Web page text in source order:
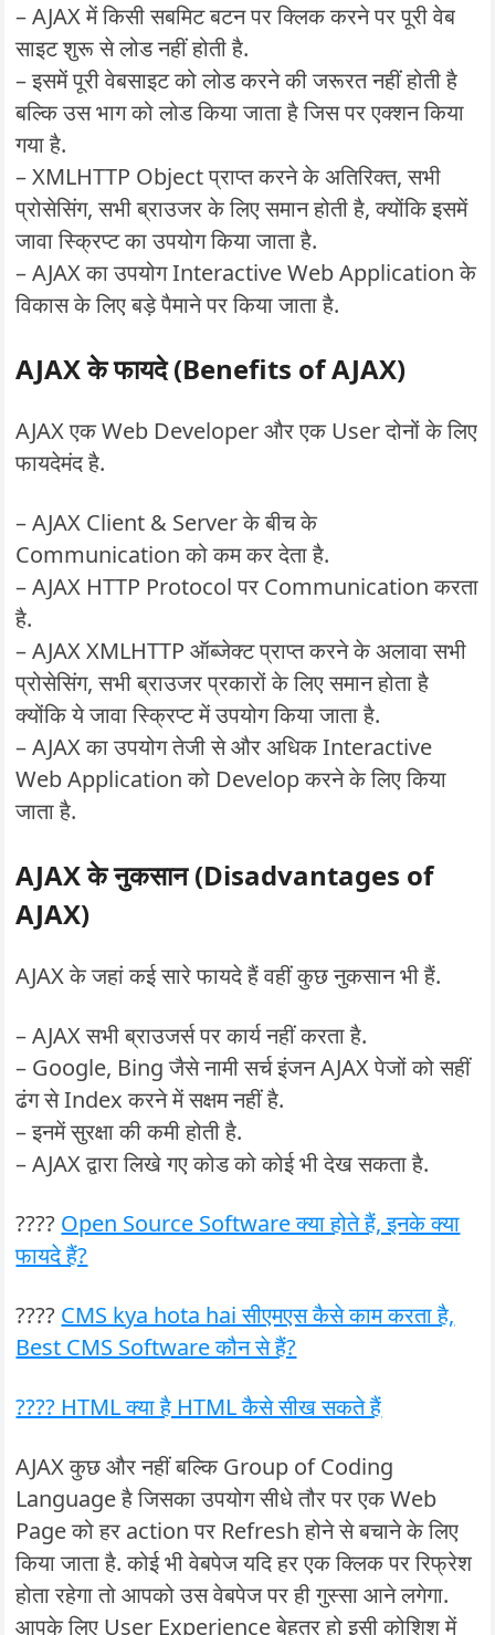
– AJAX में किसी सबमिट बटन पर क्लिक करने पर पूरी वेब
साइट शुरू से लोड नहीं होती है.
– इसमें पूरी वेबसाइट को लोड करने की जरूरत नहीं होती है
बल्कि उस भाग को लोड किया जाता है जिस पर एक्शन किया
गया है.
– XMLHTTP Object प्राप्त करने के अतिरिक्त, सभी
प्रोसेसिंग, सभी ब्राउजर के लिए समान होती है, क्योंकि इसमें
जावा स्क्रिप्ट का उपयोग किया जाता है.
– AJAX का उपयोग Interactive Web Application के
विकास के लिए बड़े पैमाने पर किया जाता है.
AJAX के फायदे (Benefits of AJAX)
AJAX एक Web Developer और एक User दोनों के लिए
फायदेमंद है.
– AJAX Client & Server के बीच के
Communication को कम कर देता है.
– AJAX HTTP Protocol पर Communication करता
है.
– AJAX XMLHTTP ऑब्जेक्ट प्राप्त करने के अलावा सभी
प्रोसेसिंग, सभी ब्राउजर प्रकारों के लिए समान होता है
क्योंकि ये जावा स्क्रिप्ट में उपयोग किया जाता है.
– AJAX का उपयोग तेजी से और अधिक Interactive
Web Application को Develop करने के लिए किया
जाता है.
AJAX के नुकसान (Disadvantages of
AJAX)
AJAX के जहां कई सारे फायदे हैं वहीं कुछ नुकसान भी हैं.
– AJAX सभी ब्राउजर्स पर कार्य नहीं करता है.
– Google, Bing जैसे नामी सर्च इंजन AJAX पेजों को सहीं
ढंग से Index करने में सक्षम नहीं है.
– इनमें सुरक्षा की कमी होती है.
– AJAX द्वारा लिखे गए कोड को कोई भी देख सकता है.
???? Open Source Software क्या होते हैं, इनके क्या
फायदे हैं?
???? CMS kya hota hai सीएमएस कैसे काम करता है,
Best CMS Software कौन से हैं?
???? HTML क्या है HTML कैसे सीख सकते हैं
AJAX कुछ और नहीं बल्कि Group of Coding
Language है जिसका उपयोग सीधे तौर पर एक Web
Page को हर action पर Refresh होने से बचाने के लिए
किया जाता है. कोई भी वेबपेज यदि हर एक क्लिक पर रिफ्रेश
होता रहेगा तो आपको उस वेबपेज पर ही गुस्सा आने लगेगा.
आपके लिए User Experience बेहतर हो इसी कोशिश में